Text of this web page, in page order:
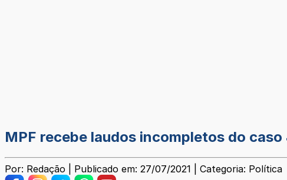
MPF recebe laudos incompletos do
Por: Redação | Publicado em: 27/07/2021 | Categoria: Política